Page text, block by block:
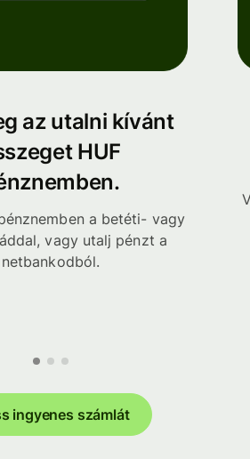
az utalni kívánt
HUF
a betéti- vagy
vagy utalj pénzt a
netbankodból.
ingyenes számlát